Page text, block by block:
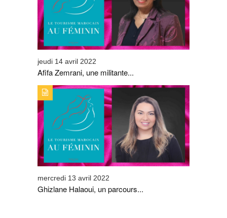
jeudi 14 avril 2022
Afifa Zemrani, une militante...
TYPE DE PUBLICATION : ALERTES_INFOSTITRE :
GHIZLANE HALAOUI, UN PARCOURS SANS FAUTE
mercredi 13 avril 2022
Ghizlane Halaoui, un parcours...